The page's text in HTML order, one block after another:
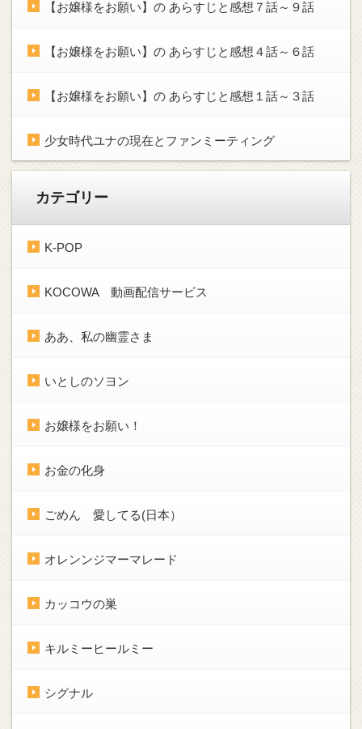
【お嬢様をお願い】の あらすじと感想７話～９話
【お嬢様をお願い】の あらすじと感想４話～６話
【お嬢様をお願い】の あらすじと感想１話～３話
少女時代ユナの現在とファンミーティング
カテゴリー
K-POP
KOCOWA 動画配信サービス
ああ、私の幽霊さま
いとしのソヨン
お嬢様をお願い！
お金の化身
ごめん 愛してる(日本）
オレンンジマーマレード
カッコウの巣
キルミーヒールミー
シグナル